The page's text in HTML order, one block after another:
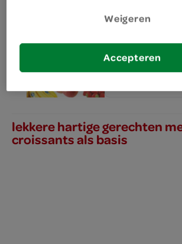
Lokaal Croissant
1 Stuks
0.
lekkere hartige gerechten
croissants als basis
Weigeren
Accepteren